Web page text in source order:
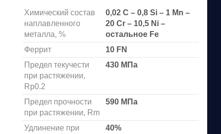
Химический состав
наплавленного
металла, %
0,02 C – 0,8 Si – 1 Mn –
20 Cr – 10,5 Ni –
остальное Fe
Феррит
10 FN
Предел текучести
при растяжении,
Rp0.2
430 МПа
Предел прочности
при растяжении, Rm
590 МПа
Удлинение при
40%